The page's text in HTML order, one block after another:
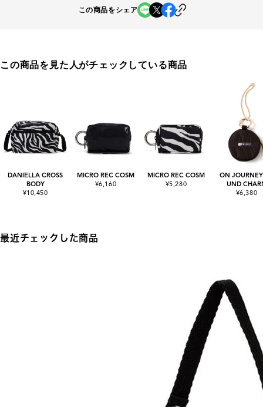
この商品をシェア
この商品を見た人がチェックしている商品
DANIELLA CROSS
BODY
¥10,450
MICRO REC COSM
¥6,160
MICRO REC COSM
¥5,280
ON
UND
¥6,380
最近チェックした商品